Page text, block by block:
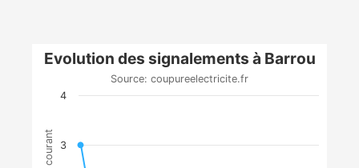
Evolution des signalements à Barrou
Source: coupureelectricite.fr
3
4